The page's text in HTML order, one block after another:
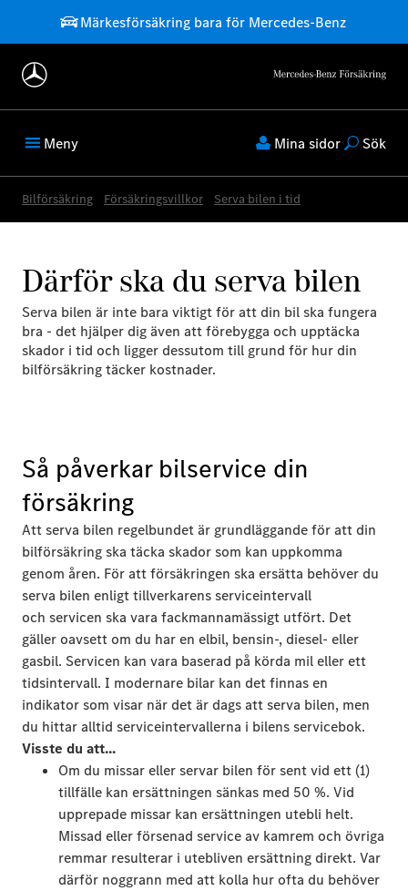
Märkesförsäkring bara för Mercedes-Benz
Meny Mina sidor Sök
Bilförsäkring Försäkringsvillkor Serva bilen i tid
Därför ska du serva bilen
Serva bilen är inte bara viktigt för att din bil ska fungera
bra - det hjälper dig även att förebygga och upptäcka
skador i tid och ligger dessutom till grund för hur din
bilförsäkring täcker kostnader.
Så påverkar bilservice din
försäkring
Att serva bilen regelbundet är grundläggande för att din
bilförsäkring ska täcka skador som kan uppkomma
genom åren. För att försäkringen ska ersätta behöver du
serva bilen enligt tillverkarens serviceintervall
och servicen ska vara fackmannamässigt utfört. Det
gäller oavsett om du har en elbil, bensin-, diesel- eller
gasbil. Servicen kan vara baserad på körda mil eller ett
tidsintervall. I modernare bilar kan det finnas en
indikator som visar när det är dags att serva bilen, men
du hittar alltid serviceintervallerna i bilens servicebok.
Visste du att...
Om du missar eller servar bilen för sent vid ett (1)
tillfälle kan ersättningen sänkas med 50 %. Vid
upprepade missar kan ersättningen utebli helt.
Missad eller försenad service av kamrem och övriga
remmar resulterar i utebliven ersättning direkt. Var
därför noggrann med att kolla hur ofta du behöver